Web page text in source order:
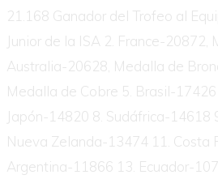
21.168 Ganador del Trofeo al
Junior de la ISA 2. France-20872,
Australia-20628, Medalla de
Medalla de Cobre 5. Brasil-17426
Japón-14820 8. Sudáfrica-14618
Nueva Zelanda-13474 11. Costa
Argentina-11866 13. Ecuador-